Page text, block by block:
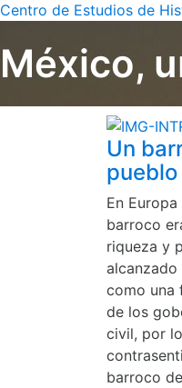
Centro de Estudios de
México,
Un
pueblo
En
barroco
riqueza y
alcanzado
como una
de los
civil, por
barroco